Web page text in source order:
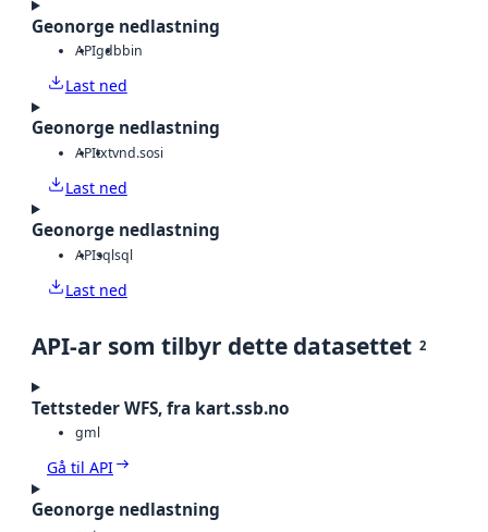
Geonorge nedlastning
APIgdbbin
Last ned
Geonorge nedlastning
APItxtvnd.sosi
Last ned
Geonorge nedlastning
APIsqlsql
Last ned
API-ar som tilbyr dette datasettet 2
Tettsteder WFS, fra kart.ssb.no
gml
Gå til API
Geonorge nedlastning